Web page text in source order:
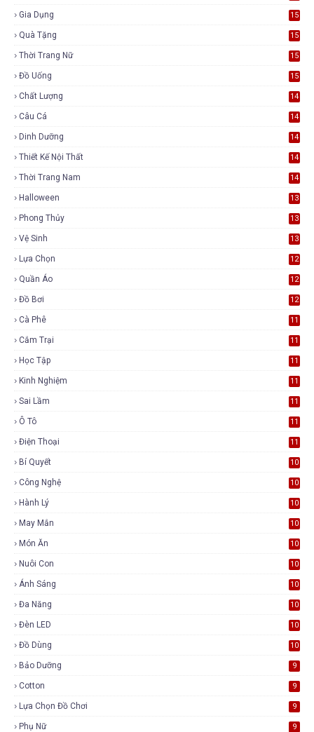
Gia Dụng 15
Quà Tặng 15
Thời Trang Nữ 15
Đồ Uống 15
Chất Lượng 14
Câu Cá 14
Dinh Dưỡng 14
Thiết Kế Nội Thất 14
Thời Trang Nam 14
Halloween 13
Phong Thủy 13
Vệ Sinh 13
Lựa Chọn 12
Quần Áo 12
Đồ Bơi 12
Cà Phê 11
Cắm Trại 11
Học Tập 11
Kinh Nghiệm 11
Sai Lầm 11
Ô Tô 11
Điện Thoại 11
Bí Quyết 10
Công Nghệ 10
Hành Lý 10
May Mắn 10
Món Ăn 10
Nuôi Con 10
Ánh Sáng 10
Đa Năng 10
Đèn LED 10
Đồ Dùng 10
Bảo Dưỡng 9
Cotton 9
Lựa Chọn Đồ Chơi 9
Phụ Nữ 9